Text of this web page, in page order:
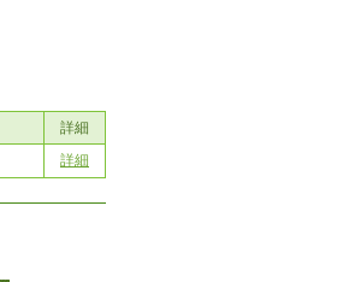
詳細
詳細